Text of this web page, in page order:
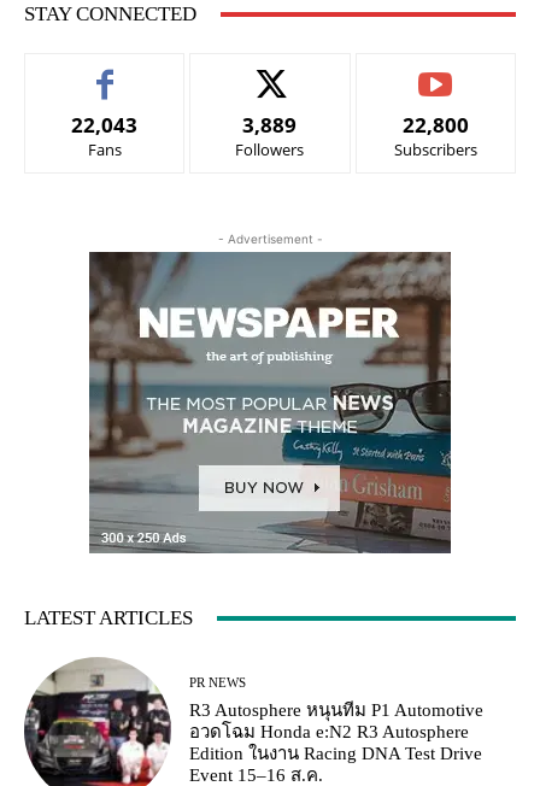
STAY CONNECTED
22,043
Fans
3,889
Followers
22,800
Subscribers
- Advertisement -
LATEST ARTICLES
PR NEWS
R3 Autosphere หนุนทีม P1 Automotive
อวดโฉม Honda e:N2 R3 Autosphere
Edition ในงาน Racing DNA Test Drive
Event 15–16 ส.ค.